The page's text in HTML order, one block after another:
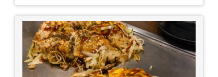
目。友人の長期入院から退院の知らせあり！ 気に
かかる事2つ目。疎遠だった知人の訪問あり！ 気
にかかるetcが徐々に....。 気の持ちようと、タイ
ミングかもしれませんが。お宮参りはお薦めで
す。